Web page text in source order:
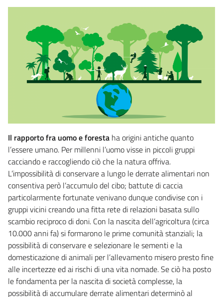
Il rapporto fra uomo e foresta ha origini antiche quanto
l’essere umano. Per millenni l’uomo visse in piccoli gruppi
cacciando e raccogliendo ciò che la natura offriva.
L’impossibilità di conservare a lungo le derrate alimentari non
consentiva però l’accumulo del cibo; battute di caccia
particolarmente fortunate venivano dunque condivise con i
gruppi vicini creando una fitta rete di relazioni basata sullo
scambio reciproco di doni. Con la nascita dell’agricoltura (circa
10.000 anni fa) si formarono le prime comunità stanziali; la
possibilità di conservare e selezionare le sementi e la
domesticazione di animali per l’allevamento misero presto fine
alle incertezze ed ai rischi di una vita nomade. Se ciò ha posto
le fondamenta per la nascita di società complesse, la
possibilità di accumulare derrate alimentari determinò al